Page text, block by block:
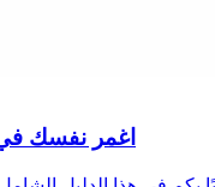
اغمر نفسك في